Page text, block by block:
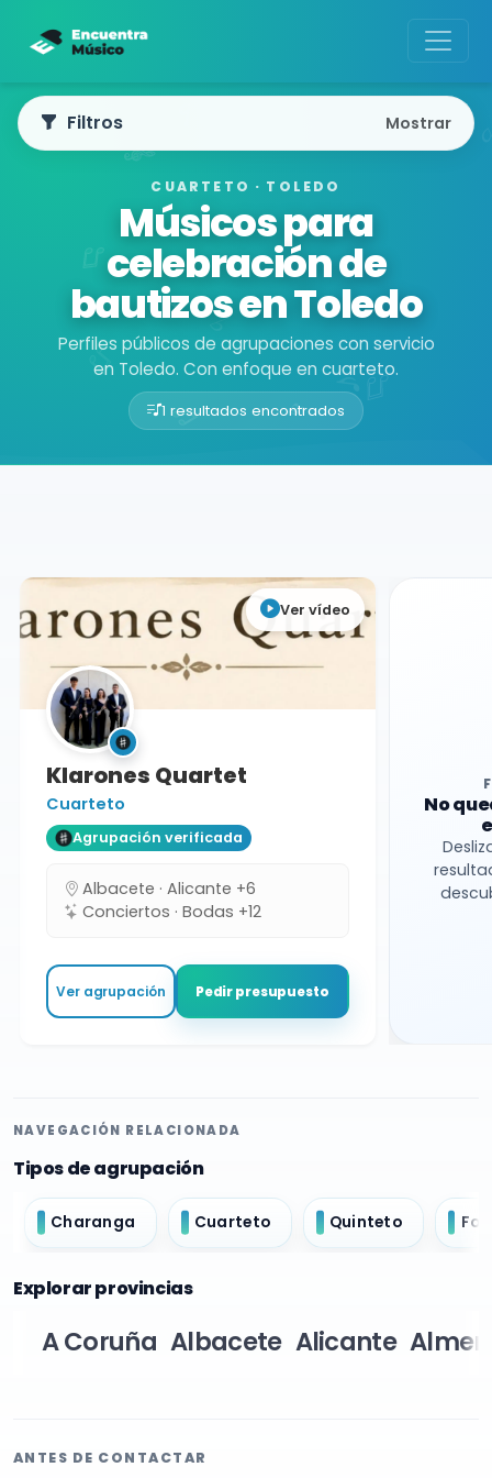
CUARTETO · TOLEDO
Músicos para
celebración de
bautizos en Toledo
Perfiles públicos de agrupaciones con servicio
en Toledo. Con enfoque en cuarteto.
1 resultados encontrados
Buscador de músicos
Filtros Mostrar
Ver vídeo
Klarones Quartet
Cuarteto
Agrupación verificada
Albacete · Alicante +6
Conciertos · Bodas +12
Ver agrupación Pedir presupuesto
No
NAVEGACIÓN RELACIONADA
Tipos de agrupación
Charanga Cuarteto Quinteto
Explorar provincias
A Coruña Albacete Alicante
ANTES DE CONTACTAR